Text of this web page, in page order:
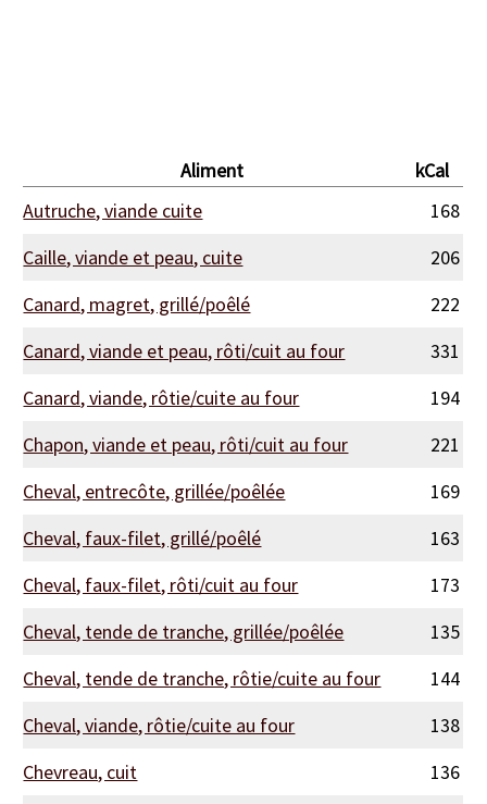
Aliment
kCal
Autruche, viande cuite
168
Caille, viande et peau, cuite
206
Canard, magret, grillé/poêlé
222
Canard, viande et peau, rôti/cuit au four
331
Canard, viande, rôtie/cuite au four
194
Chapon, viande et peau, rôti/cuit au four
221
Cheval, entrecôte, grillée/poêlée
169
Cheval, faux-filet, grillé/poêlé
163
Cheval, faux-filet, rôti/cuit au four
173
Cheval, tende de tranche, grillée/poêlée
135
Cheval, tende de tranche, rôtie/cuite au four
144
Cheval, viande, rôtie/cuite au four
138
Chevreau, cuit
136